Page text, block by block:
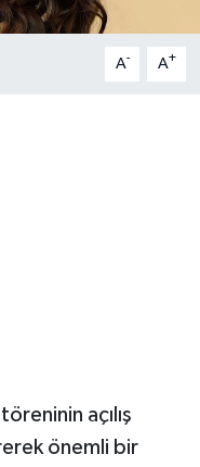
A- A+
açılış
önemli bir